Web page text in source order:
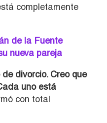
completamente
de la Fuente
nueva pareja
divorcio. Creo que
uno está
con total